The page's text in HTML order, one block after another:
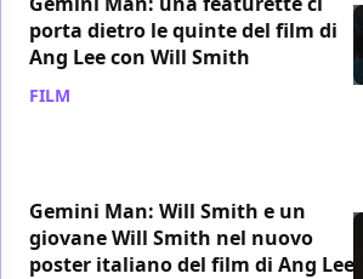
porta dietro le quinte del film di
Ang Lee con Will Smith
FILM
Gemini Man: Will Smith e un
giovane Will Smith nel nuovo
poster italiano del film di Ang Lee